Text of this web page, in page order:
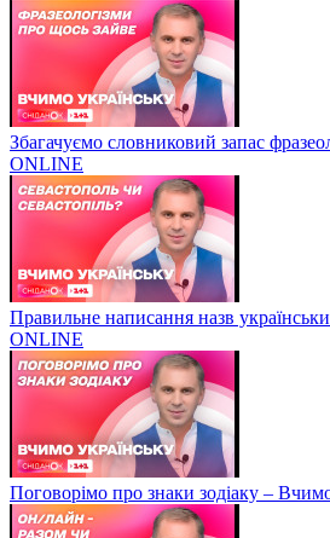
Збагачуємо словниковий запас
ONLINE
Правильне написання назв
ONLINE
Поговорімо про знаки зодіаку –